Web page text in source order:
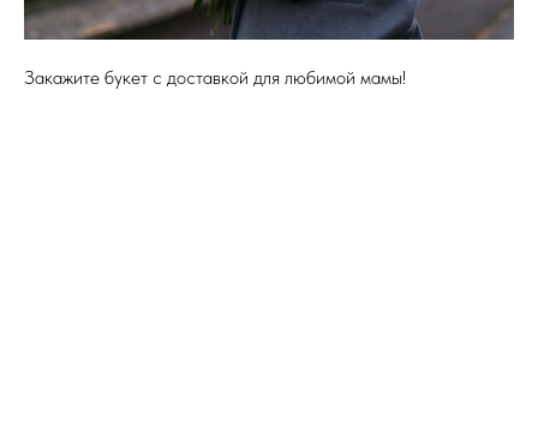
Закажите букет с доставкой для любимой мамы!